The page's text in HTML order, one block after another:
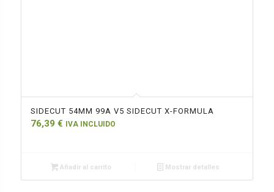
SIDECUT 54MM 99A V5 SIDECUT X-FORMULA
76,39 € IVA INCLUIDO
Añadir al carrito Mostrar detalles